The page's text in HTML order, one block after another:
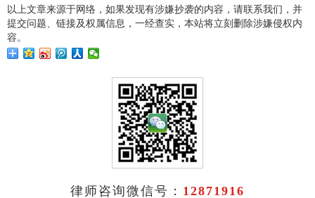
以上文章来源于网络，如果发现有涉嫌抄袭的内容，请联系我们，并
提交问题、链接及权属信息，一经查实，本站将立刻删除涉嫌侵权内
容。
律师咨询微信号： 12871916